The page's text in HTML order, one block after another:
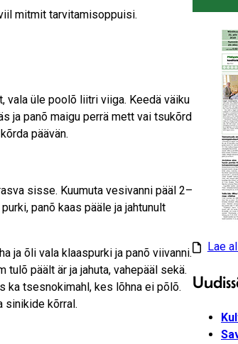
mitmit tarvitamisoppuisi.
vala üle poolõ liitri viiga. Keedä väiku
ja panõ maigu perrä mett vai tsukõrd
päävän.
sisse. Kuumuta vesivanni pääl 2–
panõ kaas pääle ja jahtunult
ja õli vala klaaspurki ja panõ viivanni.
tulõ päält är ja jahuta, vahepääl sekä.
ka tsesnokimahl, kes lõhna ei põlõ.
sinikide kõrral.
Lae